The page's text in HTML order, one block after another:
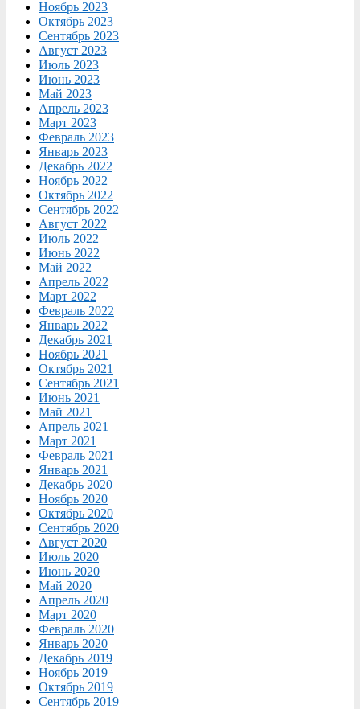
Ноябрь 2023
Октябрь 2023
Сентябрь 2023
Август 2023
Июль 2023
Июнь 2023
Май 2023
Апрель 2023
Март 2023
Февраль 2023
Январь 2023
Декабрь 2022
Ноябрь 2022
Октябрь 2022
Сентябрь 2022
Август 2022
Июль 2022
Июнь 2022
Май 2022
Апрель 2022
Март 2022
Февраль 2022
Январь 2022
Декабрь 2021
Ноябрь 2021
Октябрь 2021
Сентябрь 2021
Июнь 2021
Май 2021
Апрель 2021
Март 2021
Февраль 2021
Январь 2021
Декабрь 2020
Ноябрь 2020
Октябрь 2020
Сентябрь 2020
Август 2020
Июль 2020
Июнь 2020
Май 2020
Апрель 2020
Март 2020
Февраль 2020
Январь 2020
Декабрь 2019
Ноябрь 2019
Октябрь 2019
Сентябрь 2019